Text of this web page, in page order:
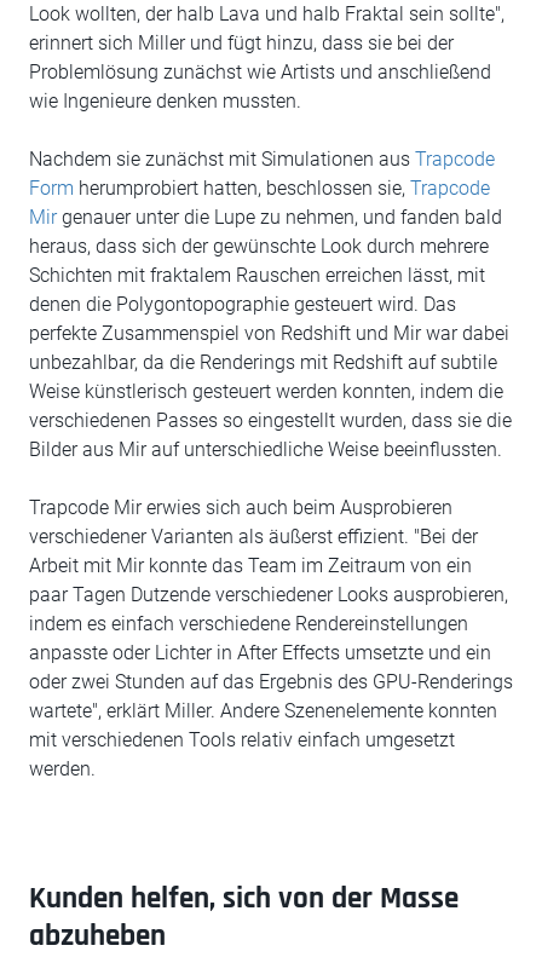
Look wollten, der halb Lava und halb Fraktal sein sollte",
erinnert sich Miller und fügt hinzu, dass sie bei der
Problemlösung zunächst wie Artists und anschließend
wie Ingenieure denken mussten.
Nachdem sie zunächst mit Simulationen aus Trapcode
Form herumprobiert hatten, beschlossen sie, Trapcode
Mirgenauer unter die Lupe zu nehmen, und fanden bald
heraus, dass sich der gewünschte Look durch mehrere
Schichten mit fraktalem Rauschen erreichen lässt, mit
denen die Polygontopographie gesteuert wird. Das
perfekte Zusammenspiel von Redshift und Mir war dabei
unbezahlbar, da die Renderings mit Redshift auf subtile
Weise künstlerisch gesteuert werden konnten, indem die
verschiedenen Passes so eingestellt wurden, dass sie die
Bilder aus Mir auf unterschiedliche Weise beeinflussten.
Trapcode Mir erwies sich auch beim Ausprobieren
verschiedener Varianten als äußerst effizient. "Bei der
Arbeit mit Mir konnte das Team im Zeitraum von ein
paar Tagen Dutzende verschiedener Looks ausprobieren,
indem es einfach verschiedene Rendereinstellungen
anpasste oder Lichter in After Effects umsetzte und ein
oder zwei Stunden auf das Ergebnis des GPU-Renderings
wartete", erklärt Miller. Andere Szenenelemente konnten
mit verschiedenen Tools relativ einfach umgesetzt
werden.
Kunden helfen, sich von der Masse
abzuheben